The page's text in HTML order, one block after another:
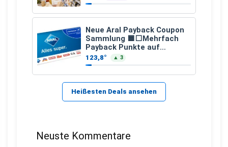
Neue Aral Payback Coupon
Sammlung 🟦⬜Mehrfach
Payback Punkte auf
Kraftstoffe und Erdgas
123,8° ▲ 3
Heißesten Deals ansehen
Neuste Kommentare